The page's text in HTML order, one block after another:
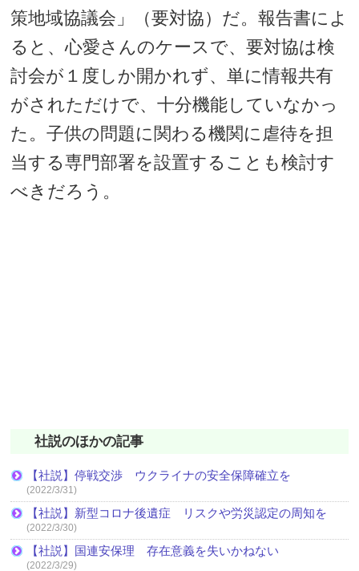
策地域協議会」（要対協）だ。報告書によ
ると、心愛さんのケースで、要対協は検
討会が１度しか開かれず、単に情報共有
がされただけで、十分機能していなかっ
た。子供の問題に関わる機関に虐待を担
当する専門部署を設置することも検討す
べきだろう。
社説のほかの記事
【社説】停戦交渉 ウクライナの安全保障確立を
(2022/3/31)
【社説】新型コロナ後遺症 リスクや労災認定の周知を
(2022/3/30)
【社説】国連安保理 存在意義を失いかねない
(2022/3/29)